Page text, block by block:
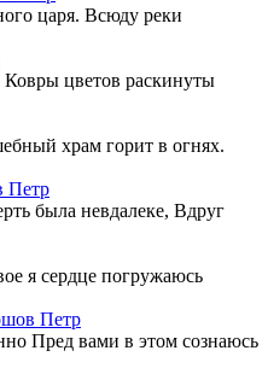
царя. Всюду реки
цветов раскинуты
храм горит в огнях.
Петр
была невдалеке, Вдруг
я сердце погружаюсь
Петр
Пред вами в этом сознаюсь